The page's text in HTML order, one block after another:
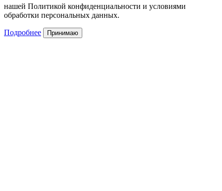
нашей Политикой конфиденциальности и условиями
обработки персональных данных.
Подробнее Принимаю